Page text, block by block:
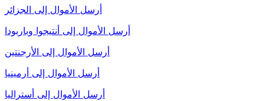
أرسل الأموال إلى الجزائر
أرسل الأموال إلى أنتيجوا وباربودا
أرسل الأموال إلى الأرجنتين
أرسل الأموال إلى أرمينيا
أرسل الأموال إلى أستراليا